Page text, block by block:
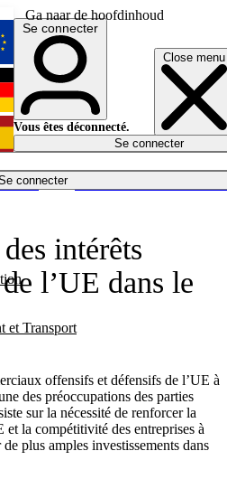
Ga naar de hoofdinhoud
Close menu
connecter
et Transport
English
Deutsch
Español
Se connecter
Vous êtes déconnecté.
Se connecter
intérêts
l’UE dans le
offensifs et défensifs de l’UE à
des préoccupations des parties
sur la nécessité de renforcer la
la compétitivité des entreprises à
plus amples investissements dans